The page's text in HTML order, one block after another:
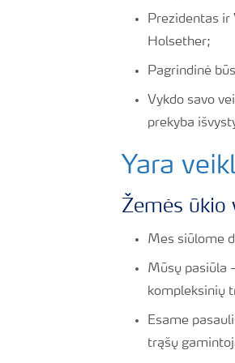
Prezidentas ir
Holsether;
Pagrindinė
Vykdo savo
prekyba
Yara
Žemės ūkio
Mes siūlome
Mūsų pasiūla
kompleksinių
Esame
trąšų